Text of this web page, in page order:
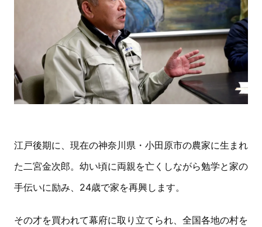
江戸後期に、現在の神奈川県・小田原市の農家に生まれ
た二宮金次郎。幼い頃に両親を亡くしながら勉学と家の
手伝いに励み、24歳で家を再興します。
その才を買われて幕府に取り立てられ、全国各地の村を